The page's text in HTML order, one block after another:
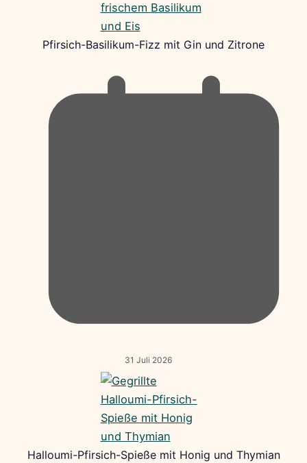
Pfirsich-Basilikum-Fizz mit Gin und Zitrone
31 Juli 2026
Halloumi-Pfirsich-Spieße mit Honig und Thymian